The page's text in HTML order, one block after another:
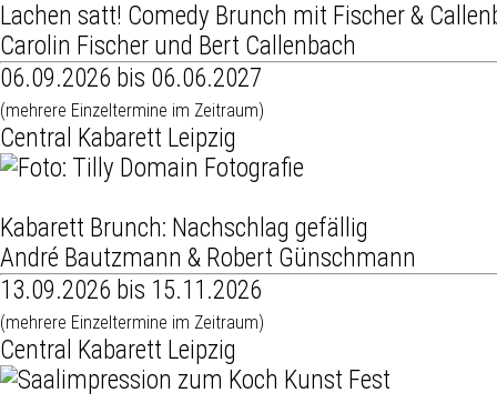
Lachen satt! Comedy Brunch mit Fischer &
Carolin Fischer und Bert Callenbach
06.09.2026 bis 06.06.2027
(mehrere Einzeltermine im Zeitraum)
Central Kabarett Leipzig
Kabarett Brunch: Nachschlag gefällig
André Bautzmann & Robert Günschmann
13.09.2026 bis 15.11.2026
(mehrere Einzeltermine im Zeitraum)
Central Kabarett Leipzig